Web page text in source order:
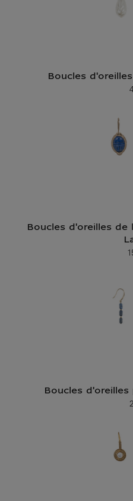
Boucles
Prix
Boucles d'oreilles
Prix
Boucles
Prix